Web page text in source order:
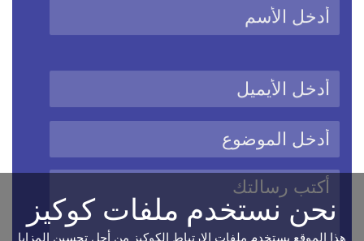
نحن نستخدم ملفات كوكيز
هذا الموقع يستخدم ملفات الارتباط الكوكيز من أجل تحسين المزايا